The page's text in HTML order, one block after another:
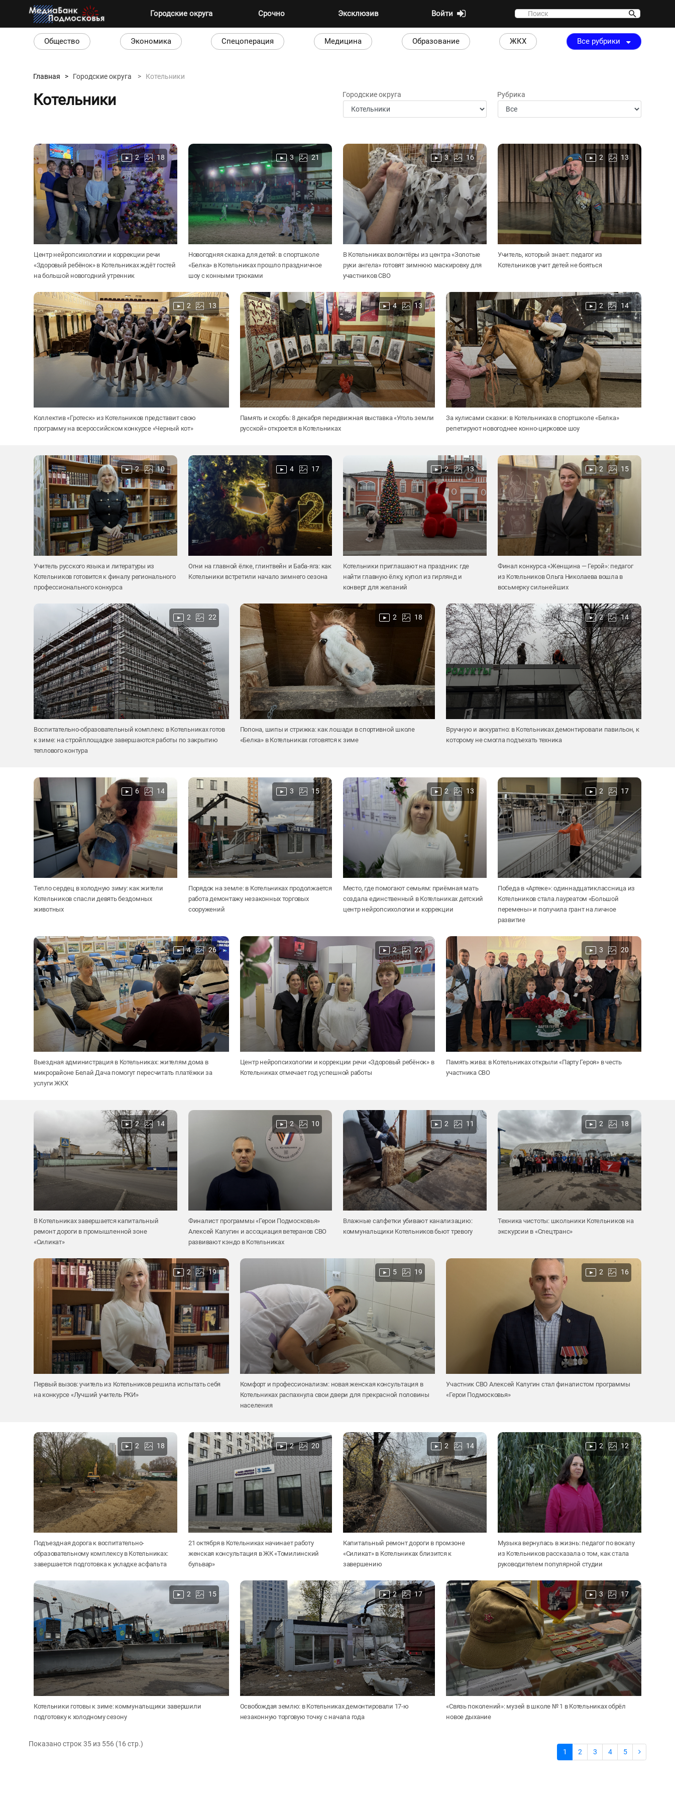
Городские округа Срочно Эксклюзив Войти
Общество Экономика Спецоперация Медицина Образование ЖКХ Все рубрики
Главная > Городские округа > Котельники
Котельники Городские округа Рубрика
2 18
Центр нейропсихологии и коррекции речи
«Здоровый ребёнок» в Котельниках ждёт гостей
на большой новогодний утренник
3 21
Новогодняя сказка для детей: в спортшколе
«Белка» в Котельниках прошло праздничное
шоу с конными трюками
3 16
В Котельниках волонтёры из центра «Золотые
руки ангела» готовят зимнюю маскировку для
участников СВО
2 13
Учитель, который знает: педагог из
Котельников учит детей не бояться
2 13
Коллектив «Гротеск» из Котельников представит свою
программу на всероссийском конкурсе «Черный кот»
4 13
Память и скорбь: 8 декабря передвижная выставка «Уголь земли
русской» откроется в Котельниках
2 14
За кулисами сказки: в Котельниках в спортшколе «Белка»
репетируют новогоднее конно-цирковое шоу
2 10
Учитель русского языка и литературы из
Котельников готовится к финалу регионального
профессионального конкурса
4 17
Огни на главной ёлке, глинтвейн и Баба-яга: как
Котельники встретили начало зимнего сезона
2 13
Котельники приглашают на праздник: где
найти главную ёлку, купол из гирлянд и
конверт для желаний
2 15
Финал конкурса «Женщина — Герой»: педагог
из Котельников Ольга Николаева вошла в
восьмерку сильнейших
2 22
Воспитательно-образовательный комплекс в Котельниках готов
к зиме: на стройплощадке завершаются работы по закрытию
теплового контура
2 18
Попона, шипы и стрижка: как лошади в спортивной школе
«Белка» в Котельниках готовятся к зиме
2 14
Вручную и аккуратно: в Котельниках демонтировали павильон, к
которому не смогла подъехать техника
6 14
Тепло сердец в холодную зиму: как жители
Котельников спасли девять бездомных
животных
3 15
Порядок на земле: в Котельниках продолжается
работа демонтажу незаконных торговых
сооружений
2 13
Место, где помогают семьям: приёмная мать
создала единственный в Котельниках детский
центр нейропсихологии и коррекции
2 17
Победа в «Артеке»: одиннадцатиклассница из
Котельников стала лауреатом «Большой
перемены» и получила грант на личное
развитие
4 26
Выездная администрация в Котельниках: жителям дома в
микрорайоне Белай Дача помогут пересчитать платёжки за
услуги ЖКХ
2 22
Центр нейропсихологии и коррекции речи «Здоровый ребёнок» в
Котельниках отмечает год успешной работы
3 20
Память жива: в Котельниках открыли «Парту Героя» в честь
участника СВО
2 14
В Котельниках завершается капитальный
ремонт дороги в промышленной зоне
«Силикат»
2 10
Финалист программы «Герои Подмосковья»
Алексей Калугин и ассоциация ветеранов СВО
развивают кэндо в Котельниках
2 11
Влажные салфетки убивают канализацию:
коммунальщики Котельников бьют тревогу
2 18
Техника чистоты: школьники Котельников на
экскурсии в «Спецтранс»
2 19
Первый вызов: учитель из Котельников решила испытать себя
на конкурсе «Лучший учитель РКИ»
5 19
Комфорт и профессионализм: новая женская консультация в
Котельниках распахнула свои двери для прекрасной половины
населения
2 16
Участник СВО Алексей Калугин стал финалистом программы
«Герои Подмосковья»
2 18
Подъездная дорога к воспитательно-
образовательному комплексу в Котельниках:
завершается подготовка к укладке асфальта
2 20
21 октября в Котельниках начинает работу
женская консультация в ЖК «Томилинский
бульвар»
2 14
Капитальный ремонт дороги в промзоне
«Силикат» в Котельниках близится к
завершению
2 12
Музыка вернулась в жизнь: педагог по вокалу
из Котельников рассказала о том, как стала
руководителем популярной студии
2 15
Котельники готовы к зиме: коммунальщики завершили
подготовку к холодному сезону
2 17
Освобождая землю: в Котельниках демонтировали 17-ю
незаконную торговую точку с начала года
3 17
«Связь поколений»: музей в школе № 1 в Котельниках обрёл
новое дыхание
Показано строк 35 из 556 (16 cтр.)
1
2 3 4 5